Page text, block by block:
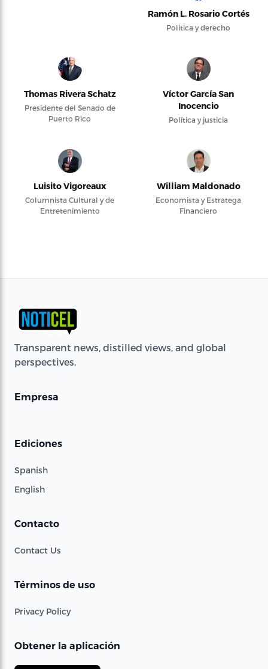
Ramón L. Rosario Cortés
Política y derecho
Thomas Rivera Schatz
Presidente del Senado de
Puerto Rico
Víctor García San
Inocencio
Política y justicia
Luisito Vigoreaux
Columnista Cultural y de
Entretenimiento
William Maldonado
Economista y Estratega
Financiero
Transparent news, distilled views, and global
perspectives.
Empresa
Ediciones
Spanish
English
Contacto
Contact Us
Términos de uso
Privacy Policy
Obtener la aplicación